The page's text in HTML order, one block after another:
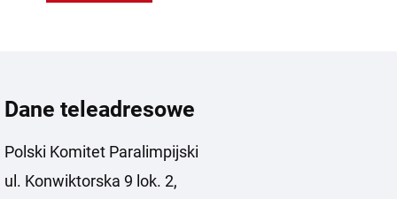
Dane teleadresowe
Polski Komitet Paralimpijski
ul. Konwiktorska 9 lok. 2,